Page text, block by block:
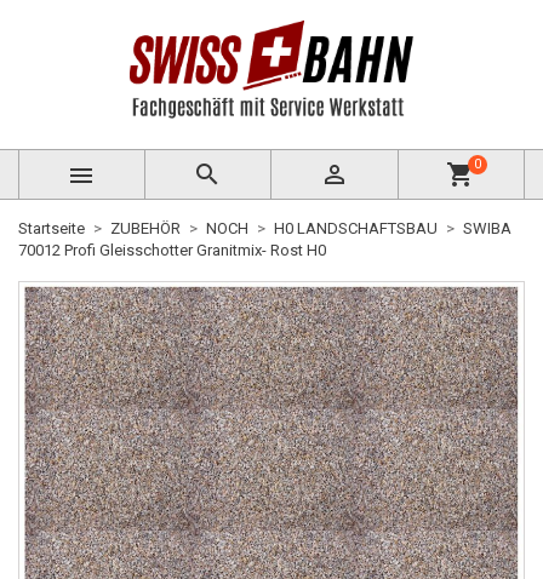
   shopping_cart0
Startseite ZUBEHÖR NOCH H0 LANDSCHAFTSBAU
SWIBA
70012 Profi Gleisschotter Granitmix- Rost H0